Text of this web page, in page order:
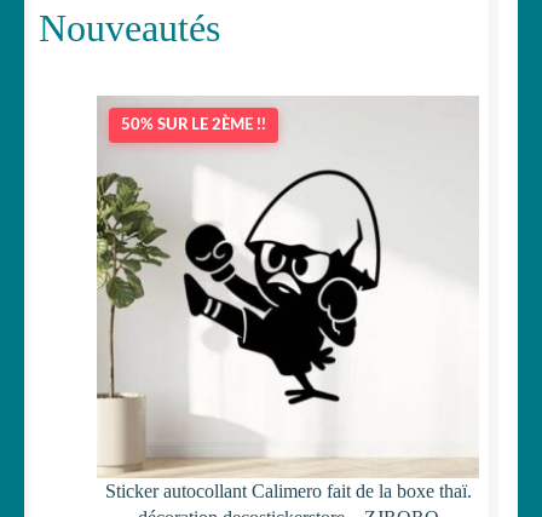
Nouveautés
50% SUR LE 2ÈME !!
Sticker autocollant Calimero fait de la boxe thaï.